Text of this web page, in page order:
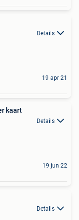
Details
19 apr 21
bod per kaart
Details
19 jun 22
Details